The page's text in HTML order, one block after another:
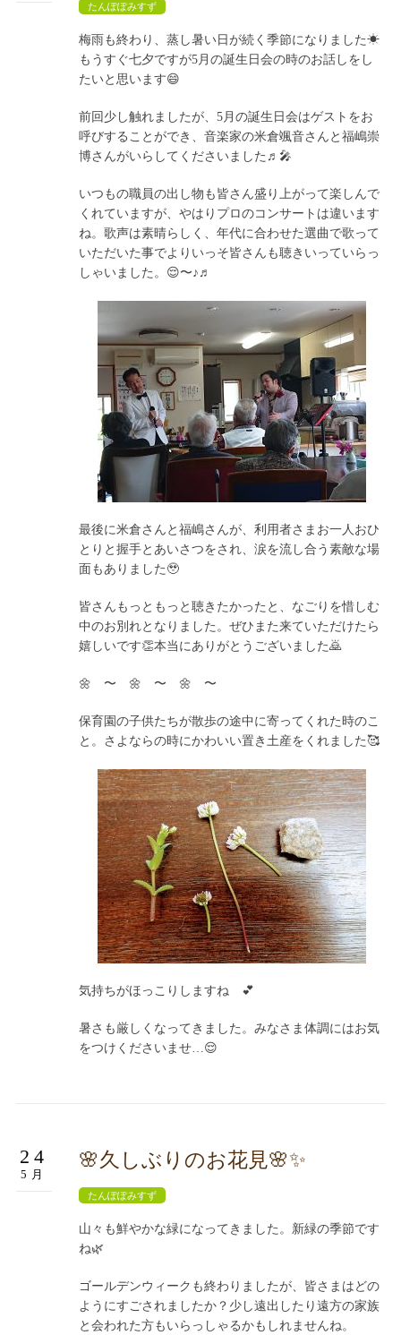
たんぽぽみすず
梅雨も終わり、蒸し暑い日が続く季節になりました☀
もうすぐ七夕ですが5月の誕生日会の時のお話しをし
たいと思います😄
前回少し触れましたが、5月の誕生日会はゲストをお
呼びすることができ、音楽家の米倉颯音さんと福嶋崇
博さんがいらしてくださいました♬🎤
いつもの職員の出し物も皆さん盛り上がって楽しんで
くれていますが、やはりプロのコンサートは違います
ね。歌声は素晴らしく、年代に合わせた選曲で歌って
いただいた事でよりいっそ皆さんも聴きいっていらっ
しゃいました。😌〜♪♬
最後に米倉さんと福嶋さんが、利用者さまお一人おひ
とりと握手とあいさつをされ、涙を流し合う素敵な場
面もありました🥹
皆さんもっともっと聴きたかったと、なごりを惜しむ
中のお別れとなりました。ぜひまた来ていただけたら
嬉しいです👏本当にありがとうございました🙇
🌼 〜 🌼 〜 🌼 〜
保育園の子供たちが散歩の途中に寄ってくれた時のこ
と。さよならの時にかわいい置き土産をくれました🥰
気持ちがほっこりしますね 💕
暑さも厳しくなってきました。みなさま体調にはお気
をつけくださいませ…😌
24
5月
🌸久しぶりのお花見🌸✨
たんぽぽみすず
山々も鮮やかな緑になってきました。新緑の季節です
ね🌿
ゴールデンウィークも終わりましたが、皆さまはどの
ようにすごされましたか？少し遠出したり遠方の家族
と会われた方もいらっしゃるかもしれませんね。